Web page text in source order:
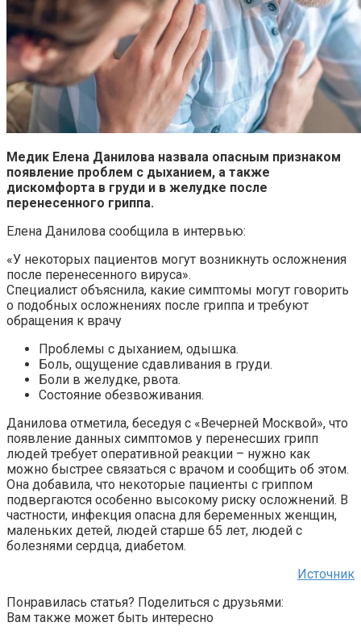
Медик Елена Данилова назвала опасным признаком
появление проблем с дыханием, а также
дискомфорта в груди и в желудке после
перенесенного гриппа.
Елена Данилова сообщила в интервью:
«У некоторых пациентов могут возникнуть осложнения
после перенесенного вируса».
Специалист объяснила, какие симптомы могут говорить
о подобных осложнениях после гриппа и требуют
обращения к врачу
Проблемы с дыханием, одышка.
Боль, ощущение сдавливания в груди.
Боли в желудке, рвота.
Состояние обезвоживания.
Данилова отметила, беседуя с «Вечерней Москвой», что
появление данных симптомов у перенесших грипп
людей требует оперативной реакции – нужно как
можно быстрее связаться с врачом и сообщить об этом.
Она добавила, что некоторые пациенты с гриппом
подвергаются особенно высокому риску осложнений. В
частности, инфекция опасна для беременных женщин,
маленьких детей, людей старше 65 лет, людей с
болезнями сердца, диабетом.
Источник
Понравилась статья? Поделиться с друзьями:
Вам также может быть интересно